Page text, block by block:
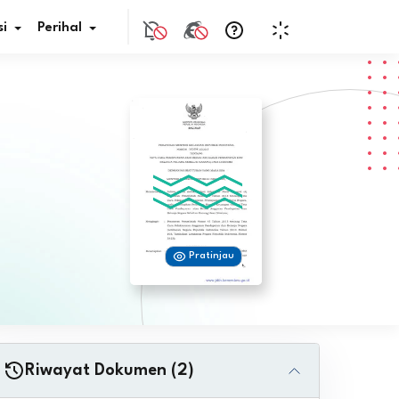
JDIH
Perihal
Pratinjau
Riwayat Dokumen (2)